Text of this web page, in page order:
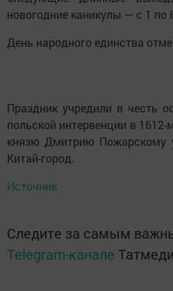
новогодние каникулы — с 1 по
День народного единства
Праздник учредили в честь
польской интервенции в
князю Дмитрию Пожарскому
Китай-город.
Источник
Следите за самым
Telegram-канале